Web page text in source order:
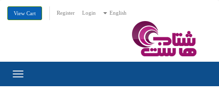
English
Login
Register
View Cart